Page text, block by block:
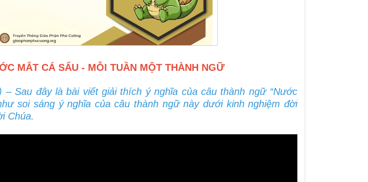
MẮT CÁ SẤU - MỖI TUẦN MỘT THÀNH NGỮ
– Sau đây là bài viết giải thích ý nghĩa của câu thành ngữ “Nước
soi sáng ý nghĩa của câu thành ngữ này dưới kinh nghiệm đời
Chúa.